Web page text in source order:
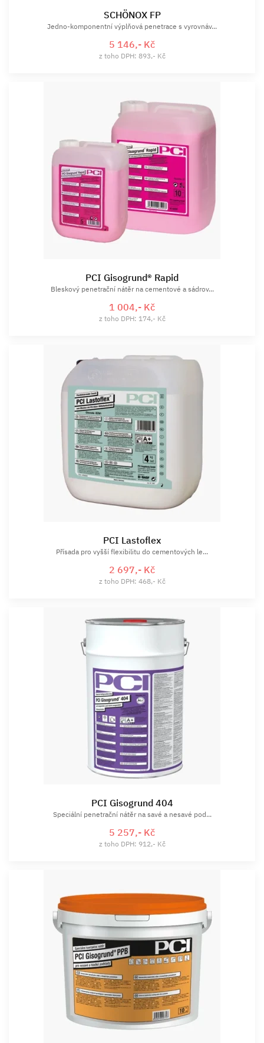
SCHÖNOX FP
Jedno-komponentní výplňová penetrace s vyrovnáv...
5 146,- Kč
z toho DPH: 893,- Kč
PCI Gisogrund® Rapid
Bleskový penetrační nátěr na cementové a sádrov...
1 004,- Kč
z toho DPH: 174,- Kč
PCI Lastoflex
Přísada pro vyšší flexibilitu do cementových le...
2 697,- Kč
z toho DPH: 468,- Kč
PCI Gisogrund 404
Speciální penetrační nátěr na savé a nesavé pod...
5 257,- Kč
z toho DPH: 912,- Kč